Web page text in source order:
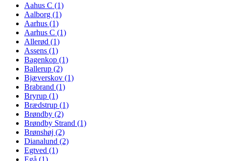
Aahus C (1)
Aalborg (1)
Aarhus (1)
Aarhus C (1)
Allerød (1)
Assens (1)
Bagenkop (1)
Ballerup (2)
Bjæverskov (1)
Brabrand (1)
Bryrup (1)
Brædstrup (1)
Brøndby (2)
Brøndby Strand (1)
Brønshøj (2)
Dianalund (2)
Egtved (1)
Egå (1)